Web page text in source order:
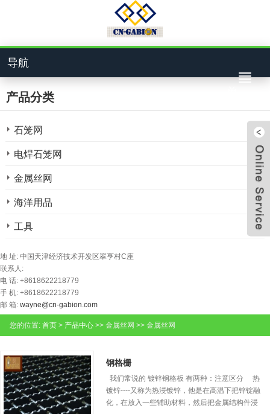
导航
产品分类
石笼网
电焊石笼网
金属丝网
海洋用品
工具
地 址: 中国天津经济技术开发区翠亨村C座
联系人:
电 话: +8618622218779
手 机: +8618622218779
邮 箱: wayne@cn-gabion.com
您的位置: 首页 > 产品中心 >> 金属丝网 >> 金属丝网
钢格栅
我们常说的 镀锌钢格板 有两种：注意区分 热
镀锌----又称为热浸镀锌，他是在高温下把锌锭融
化，在放入一些辅助材料，然后把金属结构件浸